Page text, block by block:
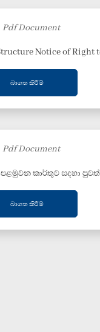
Pdf Document
Notice of
බාගත කිරීම්
Pdf Document
පළමුවන කාර්තුව සදහා පුවත්
බාගත කිරීම්